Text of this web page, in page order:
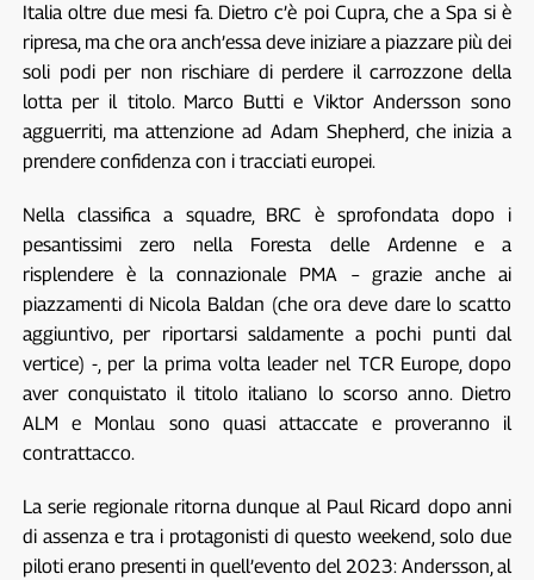
Italia oltre due mesi fa. Dietro c’è poi Cupra, che a Spa si è
ripresa, ma che ora anch’essa deve iniziare a piazzare più dei
soli podi per non rischiare di perdere il carrozzone della
lotta per il titolo. Marco Butti e Viktor Andersson sono
agguerriti, ma attenzione ad Adam Shepherd, che inizia a
prendere confidenza con i tracciati europei.
Nella classifica a squadre, BRC è sprofondata dopo i
pesantissimi zero nella Foresta delle Ardenne e a
risplendere è la connazionale PMA – grazie anche ai
piazzamenti di Nicola Baldan (che ora deve dare lo scatto
aggiuntivo, per riportarsi saldamente a pochi punti dal
vertice) -, per la prima volta leader nel TCR Europe, dopo
aver conquistato il titolo italiano lo scorso anno. Dietro
ALM e Monlau sono quasi attaccate e proveranno il
contrattacco.
La serie regionale ritorna dunque al Paul Ricard dopo anni
di assenza e tra i protagonisti di questo weekend, solo due
piloti erano presenti in quell’evento del 2023: Andersson, al